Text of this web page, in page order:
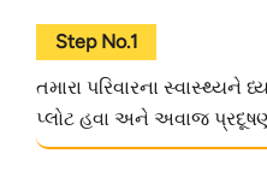
Step No.1
તમારા પરિવારના સ્વાસ્થ્યને
પ્લોટ હવા અને અવાજ